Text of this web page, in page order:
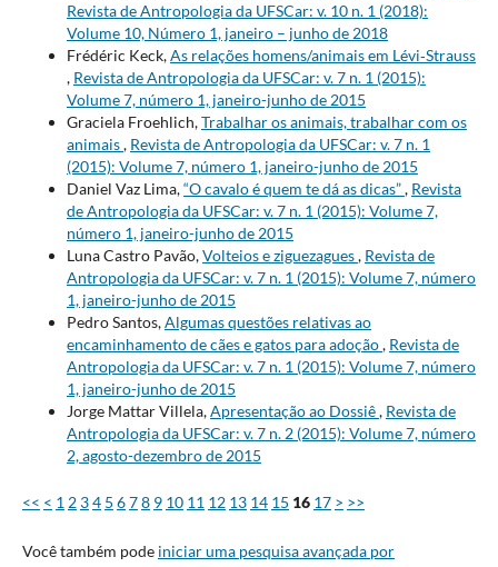
Revista de Antropologia da UFSCar: v. 10 n. 1 (2018):
Volume 10, Número 1, janeiro – junho de 2018
Frédéric Keck,As relações homens/animais em Lévi‐Strauss
, Revista de Antropologia da UFSCar: v. 7 n. 1 (2015):
Volume 7, número 1, janeiro-junho de 2015
Graciela Froehlich,Trabalhar os animais, trabalhar com os
animais, Revista de Antropologia da UFSCar: v. 7 n. 1
(2015): Volume 7, número 1, janeiro-junho de 2015
Daniel Vaz Lima,“O cavalo é quem te dá as dicas”, Revista
de Antropologia da UFSCar: v. 7 n. 1 (2015): Volume 7,
número 1, janeiro-junho de 2015
Luna Castro Pavão,Volteios e ziguezagues, Revista de
Antropologia da UFSCar: v. 7 n. 1 (2015): Volume 7, número
1, janeiro-junho de 2015
Pedro Santos,Algumas questões relativas ao
encaminhamento de cães e gatos para adoção, Revista de
Antropologia da UFSCar: v. 7 n. 1 (2015): Volume 7, número
1, janeiro-junho de 2015
Jorge Mattar Villela,Apresentação ao Dossiê, Revista de
Antropologia da UFSCar: v. 7 n. 2 (2015): Volume 7, número
2, agosto-dezembro de 2015
<< < 1 2 34 5 678 9 10 11 12 13 14 15 16 17 > >>
Você também pode iniciar uma pesquisa avançada por